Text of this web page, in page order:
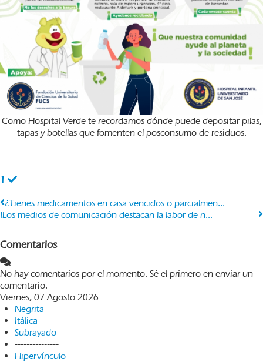
Como Hospital Verde te recordamos dónde puede depositar pilas,
tapas y botellas que fomenten el posconsumo de residuos.
1
¿Tienes medicamentos en casa vencidos o parcialmen...
¡Los medios de comunicación destacan la labor de n...
Comentarios
No hay comentarios por el momento. Sé el primero en enviar un
comentario.
Viernes, 07 Agosto 2026
Negrita
Itálica
Subrayado
---------------
Hipervínculo